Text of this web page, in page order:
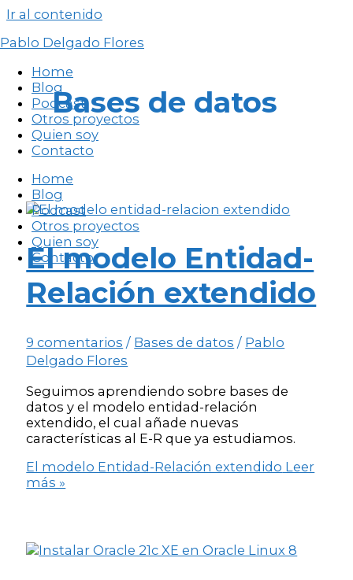
Ir al contenido
Pablo Delgado Flores
Home
Blog
Podcast
Otros proyectos
Quien soy
Contacto
Home
Blog
Podcast
Otros proyectos
Quien soy
Contacto
Bases de datos
El modelo Entidad-
Relación extendido
9 comentarios / Bases de datos / Pablo
Delgado Flores
Seguimos aprendiendo sobre bases de
datos y el modelo entidad-relación
extendido, el cual añade nuevas
características al E-R que ya estudiamos.
El modelo Entidad-Relación extendido Leer
más »